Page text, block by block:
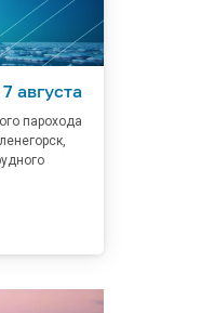
августа
парохода